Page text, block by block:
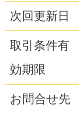
次回更新日
取引条件有
効期限
お問合せ先